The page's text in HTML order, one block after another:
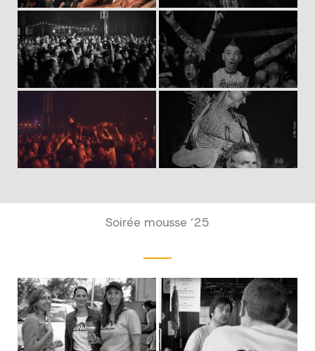
Soirée mousse ’25